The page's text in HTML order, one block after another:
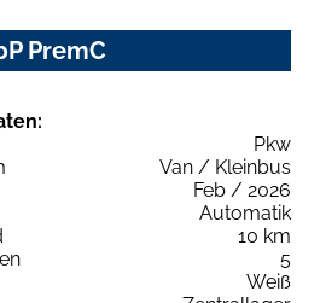
PremC
Pkw
Van / Kleinbus
Feb / 2026
Automatik
10 km
5
Weiß